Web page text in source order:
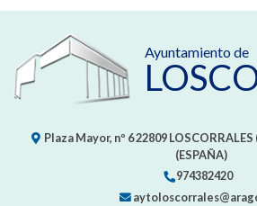
Ayuntamiento de
Plaza Mayor, nº 622809LOSCORRALES
(ESPAÑA)
974382420